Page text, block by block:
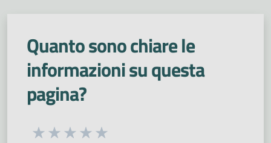
Quanto sono chiare le
informazioni su questa
pagina?
Seleziona una valutazione da 1 a 5 stelle